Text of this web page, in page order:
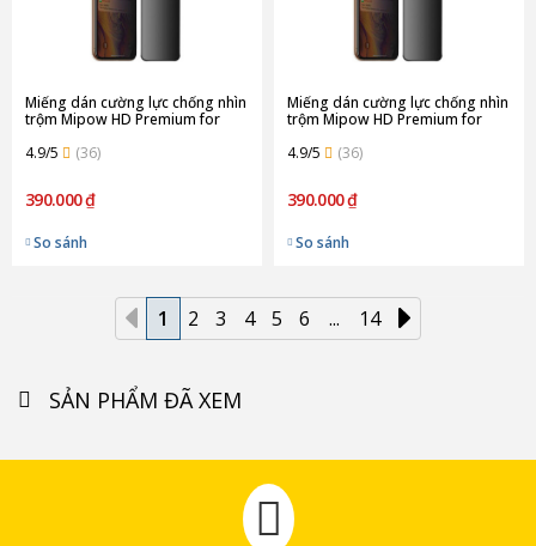
Miếng dán cường lực chống nhìn
trộm Mipow HD Premium for
Max
4.9/5 (36)
390.000 ₫
So sánh
Miếng dán cường lực chống nhìn
trộm Mipow HD Premium for
4.9/5
(36)
390.000 ₫
So sánh
1 2 3 4 5 6 ... 14
SẢN PHẨM ĐÃ XEM